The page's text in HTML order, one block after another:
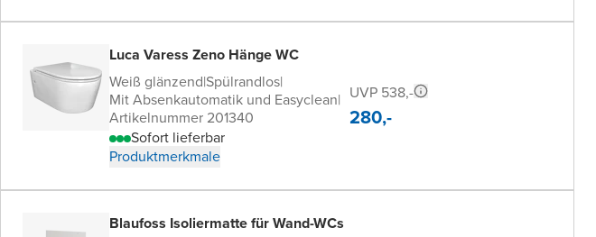
Luca Varess Zeno Hänge WC
Weiß glänzend|Spülrandlos|
Mit Absenkautomatik und Easyclean|
Artikelnummer 201340
Sofort lieferbar
Produktmerkmale
UVP 538,-
280,-
Blaufoss Isoliermatte für Wand-WCs